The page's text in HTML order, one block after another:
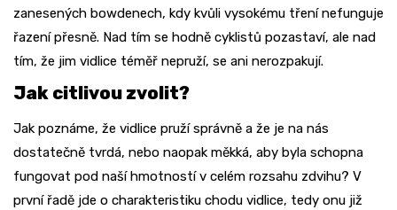
zanesených bowdenech, kdy kvůli vysokému tření nefunguje
řazení přesně. Nad tím se hodně cyklistů pozastaví, ale nad
tím, že jim vidlice téměř nepruží, se ani nerozpakují.
Jak citlivou zvolit?
Jak poznáme, že vidlice pruží správně a že je na nás
dostatečně tvrdá, nebo naopak měkká, aby byla schopna
fungovat pod naší hmotností v celém rozsahu zdvihu? V
první řadě jde o charakteristiku chodu vidlice, tedy onu již